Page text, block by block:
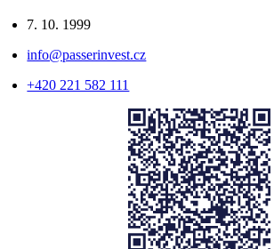
7. 10. 1999
info@passerinvest.cz
+420 221 582 111